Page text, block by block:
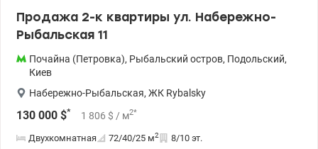
Продажа 2-к квартиры ул. Набережно-
Рыбальская 11
Почайна (Петровка), Рыбальский остров, Подольский,
Киев
Набережно-Рыбальская, ЖК Rybalsky
130 000 $* 1 806 $ / м2*
Двухкомнатная 72/40/25 м2 8/10 эт.